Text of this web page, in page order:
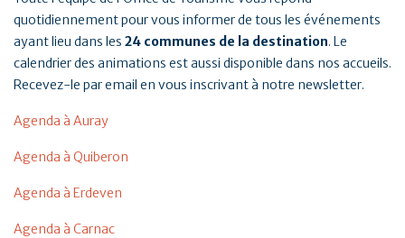
quotidiennement pour vous informer de tous les événements
ayant lieu dans les 24 communes de la destination. Le
calendrier des animations est aussi disponible dans nos accueils.
Recevez-le par email en vous inscrivant à notre newsletter.
Agenda à Auray
Agenda à Quiberon
Agenda à Erdeven
Agenda à Carnac